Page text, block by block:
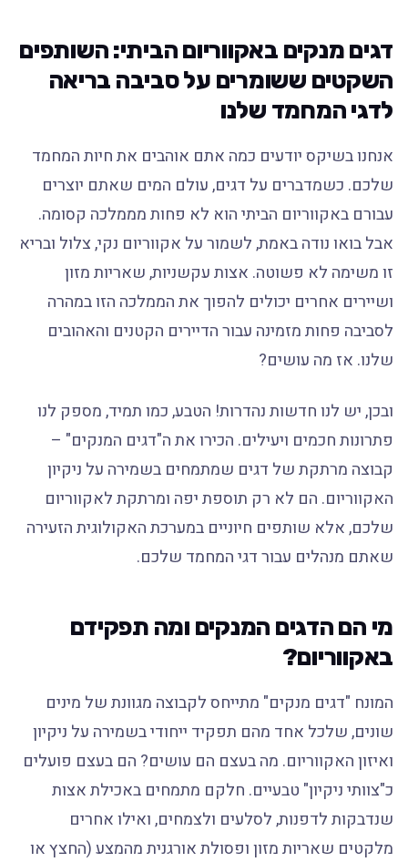
דגים מנקים באקווריום הביתי: השותפים
השקטים ששומרים על סביבה בריאה
לדגי המחמד שלנו
אנחנו בשיקס יודעים כמה אתם אוהבים את חיות המחמד
שלכם. כשמדברים על דגים, עולם המים שאתם יוצרים
עבורם באקווריום הביתי הוא לא פחות מממלכה קסומה.
אבל בואו נודה באמת, לשמור על אקווריום נקי, צלול ובריא
זו משימה לא פשוטה. אצות עקשניות, שאריות מזון
ושיירים אחרים יכולים להפוך את הממלכה הזו במהרה
לסביבה פחות מזמינה עבור הדיירים הקטנים והאהובים
שלנו. אז מה עושים?
ובכן, יש לנו חדשות נהדרות! הטבע, כמו תמיד, מספק לנו
פתרונות חכמים ויעילים. הכירו את ה"דגים המנקים" –
קבוצה מרתקת של דגים שמתמחים בשמירה על ניקיון
האקווריום. הם לא רק תוספת יפה ומרתקת לאקווריום
שלכם, אלא שותפים חיוניים במערכת האקולוגית הזעירה
שאתם מנהלים עבור דגי המחמד שלכם.
מי הם הדגים המנקים ומה תפקידם
באקווריום?
המונח "דגים מנקים" מתייחס לקבוצה מגוונת של מינים
שונים, שלכל אחד מהם תפקיד ייחודי בשמירה על ניקיון
ואיזון האקווריום. מה בעצם הם עושים? הם בעצם פועלים
כ"צוותי ניקיון" טבעיים. חלקם מתמחים באכילת אצות
שנדבקות לדפנות, לסלעים ולצמחים, ואילו אחרים
מלקטים שאריות מזון ופסולת אורגנית מהמצע (החצץ או